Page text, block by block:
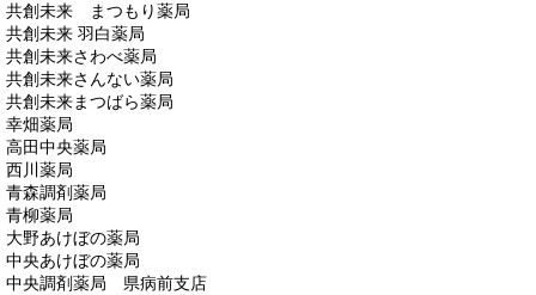
共創未来 まつもり薬局
共創未来 羽白薬局
共創未来さわべ薬局
共創未来さんない薬局
共創未来まつばら薬局
幸畑薬局
高田中央薬局
西川薬局
青森調剤薬局
青柳薬局
大野あけぼの薬局
中央あけぼの薬局
中央調剤薬局 県病前支店